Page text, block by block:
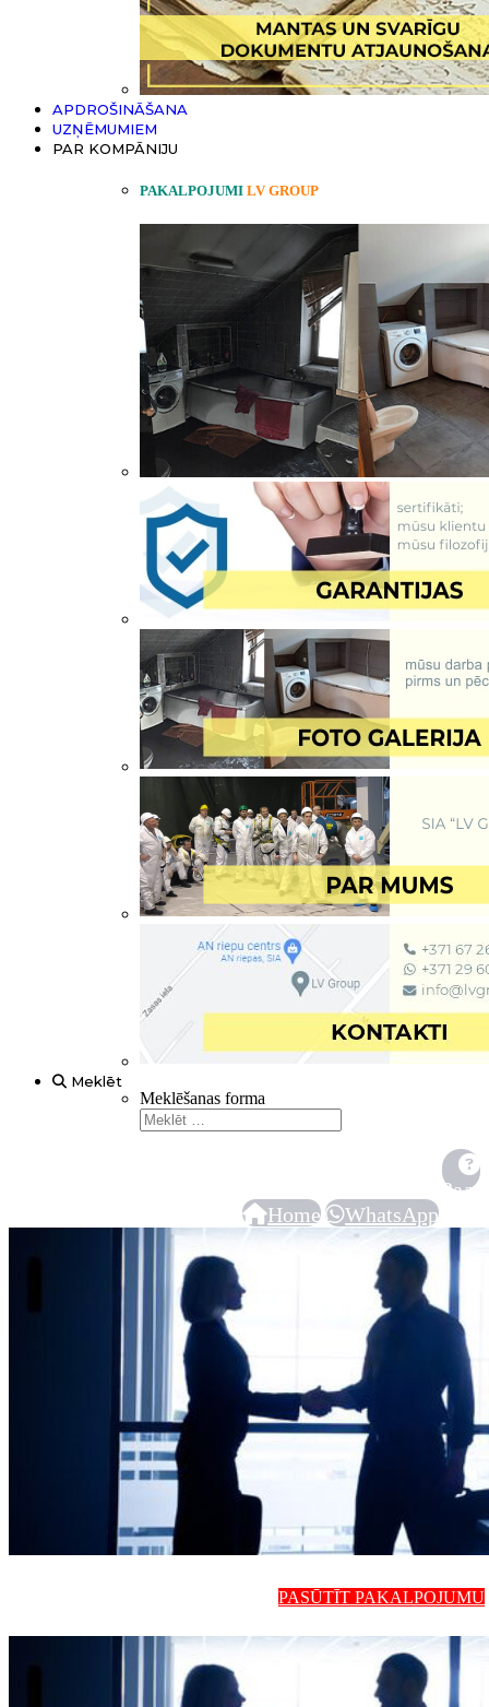
APDROŠINĀŠANA
UZŅĒMUMIEM
PAR KOMPĀNIJU
PAKALPOJUMI LV GROUP
Meklēt
Meklēšanas forma
Home WhatsApp
PASŪTĪT PAKALPOJUMU